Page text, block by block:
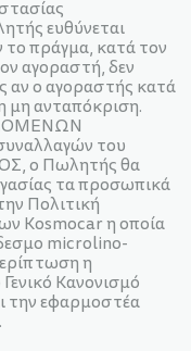
ευθύνεται
το πράγμα, κατά τον
αγοραστή, δεν
αν ο αγοραστής κατά
μη ανταπόκριση.
του
ο Πωλητής θα
τα προσωπικά
Πολιτική
Kosmocar η οποία
microlino-
η
Κανονισμό
την εφαρμοστέα